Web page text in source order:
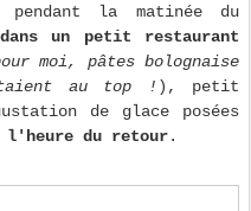
pendant la matinée du
dans un petit restaurant
moi, pâtes bolognaise
au top ! ), petit
de glace posées
du retour.